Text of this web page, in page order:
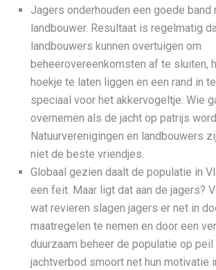
Jagers onderhouden een goede band
landbouwer. Resultaat is regelmatig
landbouwers kunnen overtuigen om
beheerovereenkomsten af te sluiten,
hoekje te laten liggen en een rand in
speciaal voor het akkervogeltje. Wie
overnemen als de jacht op patrijs
Natuurverenigingen en landbouwers
niet de beste vriendjes.
Globaal gezien daalt de populatie in
een feit. Maar ligt dat aan de jagers?
wat revieren slagen jagers er net in
maatregelen te nemen en door een
duurzaam beheer de populatie op peil
jachtverbod smoort net hun motivatie